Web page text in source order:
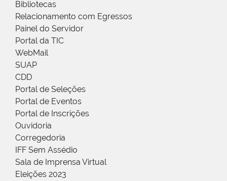
Bibliotecas
Relacionamento com Egressos
Painel do Servidor
Portal da TIC
WebMail
SUAP
CDD
Portal de Seleções
Portal de Eventos
Portal de Inscrições
Ouvidoria
Corregedoria
IFF Sem Assédio
Sala de Imprensa Virtual
Eleições 2023